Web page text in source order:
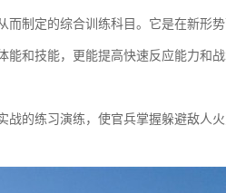
制定的综合训练科目。它是在新形
和技能，更能提高快速反应能力和战
的练习演练，使官兵掌握躲避敌人